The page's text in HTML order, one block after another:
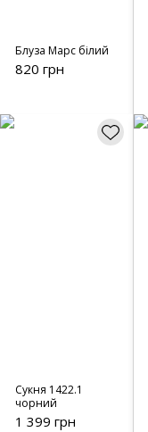
Блуза Марс білий
820 грн
Сукня 1422.1
чорний
1 399 грн